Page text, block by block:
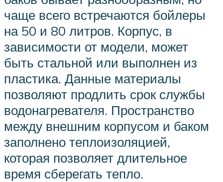
чаще всего встречаются бойлеры
на 50 и 80 литров. Корпус, в
зависимости от модели, может
быть стальной или выполнен из
пластика. Данные материалы
позволяют продлить срок службы
водонагревателя. Пространство
между внешним корпусом и баком
заполнено теплоизоляцией,
которая позволяет длительное
время сберегать тепло.